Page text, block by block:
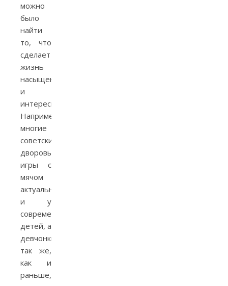
можно
было
найти
то, что
сделает
жизнь
насыщенной
и
интересной.
Например,
многие
советские
дворовые
игры с
мячом
актуальны
и у
современных
детей, а
девчонки
так же,
как и
раньше,